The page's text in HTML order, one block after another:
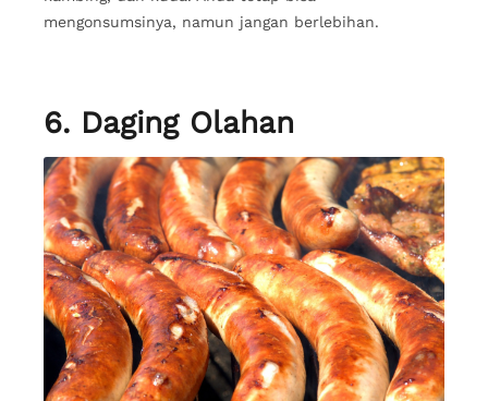
mengonsumsinya, namun jangan berlebihan.
6. Daging Olahan